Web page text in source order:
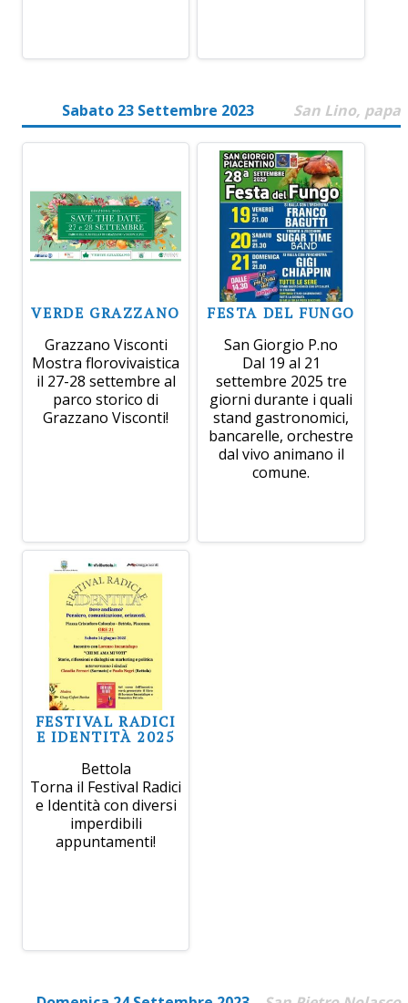
Sabato 23 Settembre 2023 San Lino, papa
VERDE GRAZZANO
Grazzano Visconti
Mostra florovivaistica
il 27-28 settembre al
parco storico di
Grazzano Visconti!
FESTA DEL FUNGO
San Giorgio P.no
Dal 19 al 21
settembre 2025 tre
giorni durante i quali
stand gastronomici,
bancarelle, orchestre
dal vivo animano il
comune.
FESTIVAL RADICI
E IDENTITÀ 2025
Bettola
Torna il Festival Radici
e Identità con diversi
imperdibili
appuntamenti!